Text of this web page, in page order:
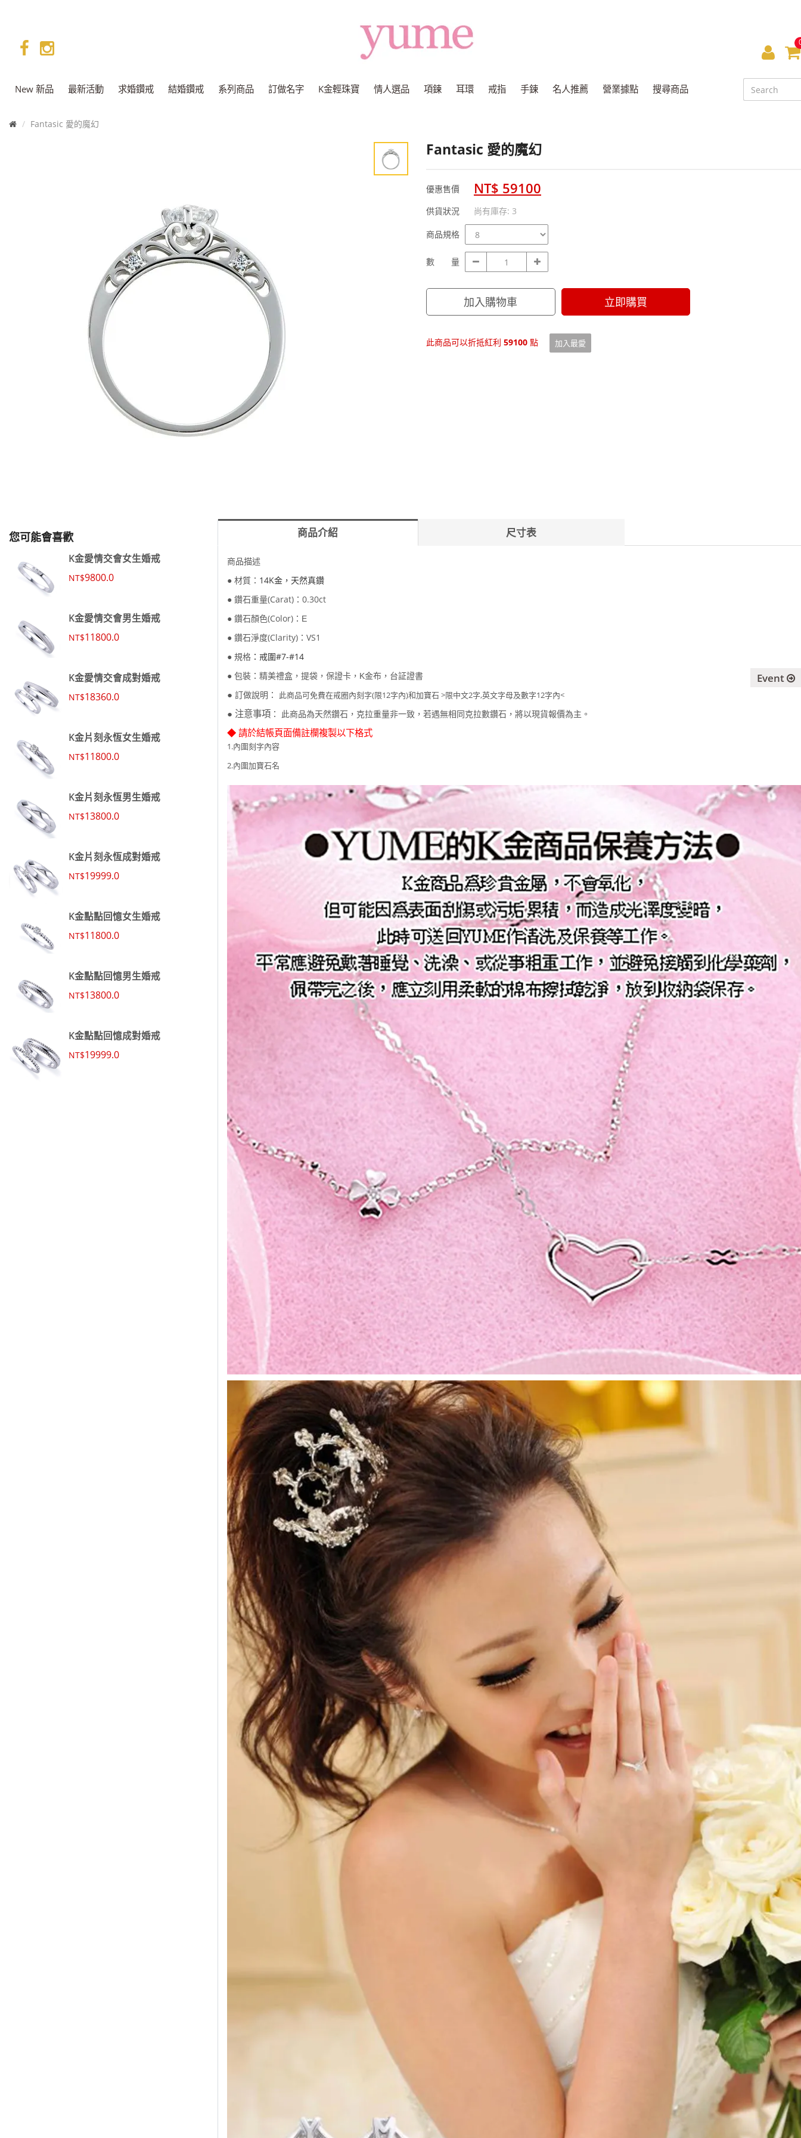
facebook
instagram
會
員
中
Yume
Jewelry
New 新品 最新活動 求婚鑽戒 結婚鑽戒 系列商品 訂做名字 K金輕珠寶 情人選品 項鍊 耳環 戒指 手鍊 名人推薦 營業據點 搜尋商品
首
Fantasic 愛的魔幻
Fantasic 愛的魔幻
優惠售價 NT$ 59100
供貨狀況 尚有庫存: 3
商品規格 商
品
規
數 量 數
量
加入購物車 立即購買
此商品可以折抵紅利 59100 點 加入最愛
您可能會喜歡
K金愛情交會女生婚戒
NT$9800.0
K金愛情交會男生婚戒
NT$11800.0
K金愛情交會成對婚戒
NT$18360.0
K金片刻永恆女生婚戒
NT$11800.0
K金片刻永恆男生婚戒
NT$13800.0
K金片刻永恆成對婚戒
NT$19999.0
K金點點回憶女生婚戒
NT$11800.0
K金點點回憶男生婚戒
NT$13800.0
K金點點回憶成對婚戒
NT$19999.0
商品介紹 尺寸表
商品描述
● 材質： 14K金，天然真鑽
● 鑽石重量(Carat) ： 0.30ct
● 鑽石顏色(Color) ：E
● 鑽石淨度(Clarity) ： VS1
● 規格 ： 戒圍#7-#14
● 包裝：精美禮盒，提袋，保證卡，K金布， 台証證書
● 訂做說明： 此商品可免費在戒圈內刻字(限12字內)和加寶石 >限中文2字,英文字母及數字12字內<
● 注意事項 ： 此商品為天然鑽石，克拉重量非一致，若遇無相同克拉數鑽石，將以現貨報價為主。
◆ 請於結帳頁面備註欄複製以下格式
1.內圍刻字內容
2.內圍加寶石名
Event